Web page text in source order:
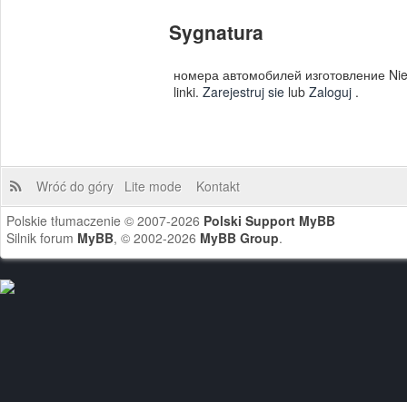
Sygnatura
номера автомобилей изготовление
linki. Zarejestruj sie lub Zaloguj .
Wróć do góry Lite mode
Kontakt
Polskie tłumaczenie © 2007-2026 Polski Support MyBB
Silnik forum MyBB, © 2002-2026 MyBB Group.